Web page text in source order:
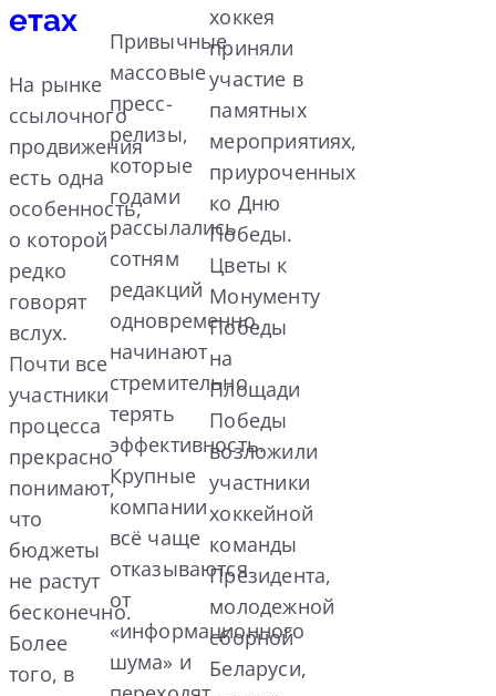
етах
На рынке
ссылочного
продвижения
есть одна
особенность,
о которой
редко
говорят
вслух.
Почти все
участники
процесса
прекрасно
понимают,
что
бюджеты
не растут
бесконечно.
Более
того, в
Привычные
массовые
пресс-
релизы,
которые
годами
рассылались
сотням
редакций
одновременно,
начинают
стремительно
терять
эффективность.
Крупные
компании
всё чаще
отказываются
от
«информационного
шума» и
хоккея
приняли
участие в
памятных
мероприятиях,
приуроченных
ко Дню
Победы.
Цветы к
Монументу
Победы
на
Площади
Победы
возложили
участники
хоккейной
команды
Президента,
молодежной
сборной
Беларуси,